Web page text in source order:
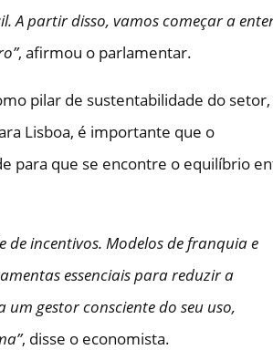
A partir disso, vamos começar a
, afirmou o parlamentar.
pilar de sustentabilidade do
Lisboa, é importante que o
para que se encontre o equilíbrio
incentivos. Modelos de franquia e
essenciais para reduzir a
gestor consciente do seu uso,
, disse o economista.